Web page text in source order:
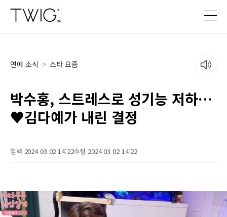
연예 소식 > 스타 요즘
박수홍, 스트레스로 성기능 저하…
♥김다예가 내린 결정
입력 2024 03 02 14:22수정 2024 03 02 14:22